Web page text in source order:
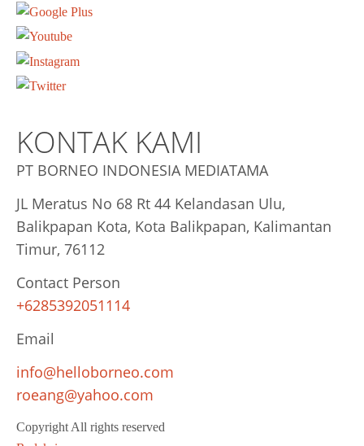
KONTAK KAMI
PT BORNEO INDONESIA MEDIATAMA
JL Meratus No 68 Rt 44 Kelandasan Ulu,
Balikpapan Kota, Kota Balikpapan, Kalimantan
Timur, 76112
Contact Person
+6285392051114
Email
info@helloborneo.com
roeang@yahoo.com
Copyright All rights reserved